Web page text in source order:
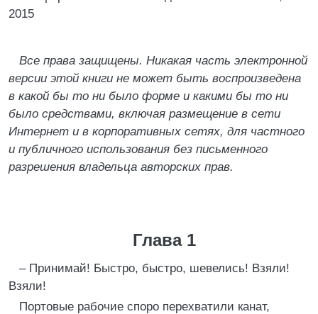
2015
Все права защищены. Никакая часть электронной
версии этой книги не может быть воспроизведена
в какой бы то ни было форме и какими бы то ни
было средствами, включая размещение в сети
Интернет и в корпоративных сетях, для частного
и публичного использования без письменного
разрешения владельца авторских прав.
Глава 1
– Принимай! Быстро, быстро, шевелись! Взяли!
Взяли!
Портовые рабочие споро перехватили канат,